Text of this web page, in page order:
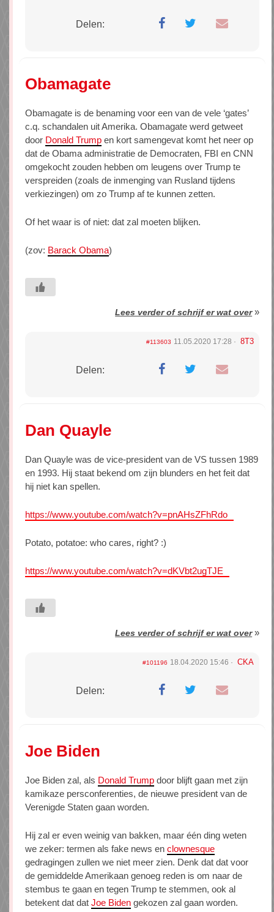
Delen:
Obamagate
Obamagate is de benaming voor een van de vele ‘gates’
c.q. schandalen uit Amerika. Obamagate werd getweet
door Donald Trump en kort samengevat komt het neer op
dat de Obama administratie de Democraten, FBI en CNN
omgekocht zouden hebben om leugens over Trump te
verspreiden (zoals de inmenging van Rusland tijdens
verkiezingen) om zo Trump af te kunnen zetten.
Of het waar is of niet: dat zal moeten blijken.
(zov: Barack Obama)
Lees verder of schrijf er wat over»
#113603 11.05.2020 17:28 8T3
Delen:
Dan Quayle
Dan Quayle was de vice-president van de VS tussen 1989
en 1993. Hij staat bekend om zijn blunders en het feit dat
hij niet kan spellen.
https://www.youtube.com/watch?v=pnAHsZFhRdo
Potato, potatoe: who cares, right? :)
https://www.youtube.com/watch?v=dKVbt2ugTJE
Lees verder of schrijf er wat over»
#101196 18.04.2020 15:46 CKA
Delen:
Joe Biden
Joe Biden zal, als Donald Trump door blijft gaan met zijn
kamikaze persconferenties, de nieuwe president van de
Verenigde Staten gaan worden.
Hij zal er even weinig van bakken, maar één ding weten
we zeker: termen als fake news en clownesque
gedragingen zullen we niet meer zien. Denk dat dat voor
de gemiddelde Amerikaan genoeg reden is om naar de
stembus te gaan en tegen Trump te stemmen, ook al
betekent dat dat Joe Biden gekozen zal gaan worden.